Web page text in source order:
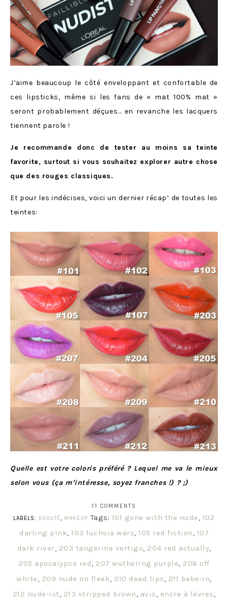
J’aime beaucoup le côté enveloppant et confortable de
ces lipsticks, même si les fans de « mat 100% mat »
seront probablement déçues… en revanche les lacquers
tiennent parole !
Je recommande donc de tester au moins sa teinte
favorite, surtout si vous souhaitez explorer autre chose
que des rouges classiques.
Et pour les indécises, voici un dernier récap’ de toutes les
teintes:
Quelle est votre coloris préféré ? Lequel me va le mieux
selon vous (ça m’intéresse, soyez franches !) ? ;)
11 COMMENTS
LABELS: BEAUTÉ, MAKEUP Tags: 101 gone with the nude, 102
darling pink, 103 fuchsia wars, 105 red fiction, 107
dark river, 203 tangerine vertigo, 204 red actually,
205 apocalypse red, 207 wuthering purple, 208 off
white, 209 nude on fleek, 210 dead lips, 211 babe-in,
212 nude-ist, 213 stripped brown, avis, encre à lèvres,